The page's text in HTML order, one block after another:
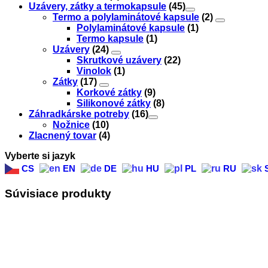
Uzávery, zátky a termokapsule (45)
Termo a polylaminátové kapsule (2)
Polylaminátové kapsule (1)
Termo kapsule (1)
Uzávery (24)
Skrutkové uzávery (22)
Vinolok (1)
Zátky (17)
Korkové zátky (9)
Silikonové zátky (8)
Záhradkárske potreby (16)
Nožnice (10)
Zlacnený tovar (4)
Vyberte si jazyk
CS
EN DE HU PL RU
Súvisiace produkty